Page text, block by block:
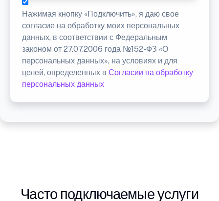
Нажимая кнопку «Подключить», я даю свое
согласие на обработку моих персональных
данных, в соответствии с Федеральным
законом от 27.07.2006 года №152-ФЗ «О
персональных данных», на условиях и для
целей, определенных в Согласии на обработку
персональных данных
Часто подключаемые услуги